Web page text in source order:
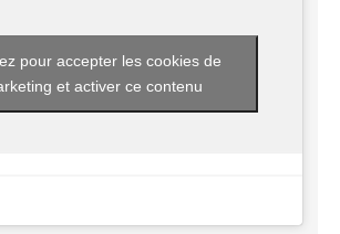
pour accepter les cookies de
et activer ce contenu